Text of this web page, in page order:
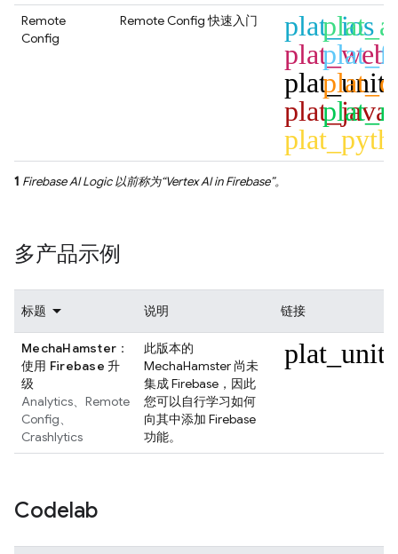
Remote
Config
Remote Config快速入门 plat_ios
plat_web
plat_java
1 Firebase AI Logic以前称为“Vertex AI in Firebase”。
多产品示例
标题 说明 链接
MechaHamster：
使用 Firebase 升
级
Analytics、 Remote
Config、
Crashlytics
此版本的
MechaHamster 尚未
集成 Firebase，因此
您可以自行学习如何
向其中添加 Firebase
功能。
Codelab